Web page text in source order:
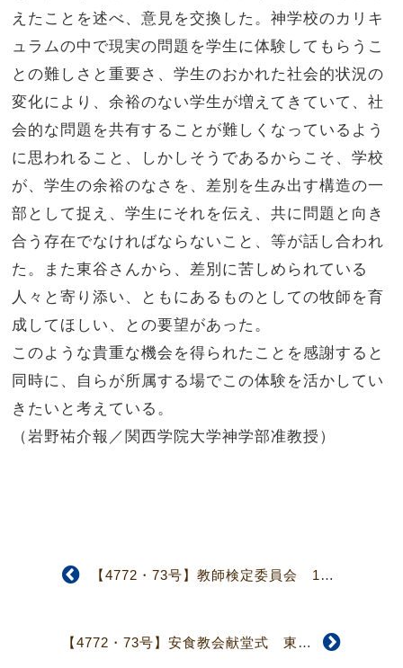
えたことを述べ、意見を交換した。神学校のカリキ
ュラムの中で現実の問題を学生に体験してもらうこ
との難しさと重要さ、学生のおかれた社会的状況の
変化により、余裕のない学生が増えてきていて、社
会的な問題を共有することが難しくなっているよう
に思われること、しかしそうであるからこそ、学校
が、学生の余裕のなさを、差別を生み出す構造の一
部として捉え、学生にそれを伝え、共に問題と向き
合う存在でなければならないこと、等が話し合われ
た。また東谷さんから、差別に苦しめられている
人々と寄り添い、ともにあるものとしての牧師を育
成してほしい、との要望があった。
このような貴重な機会を得られたことを感謝すると
同時に、自らが所属する場でこの体験を活かしてい
きたいと考えている。
（岩野祐介報／関西学院大学神学部准教授）
【4772・73号】教師検定委員会 13年秋季検定試験準備に着手
【4772・73号】安食教会献堂式 東京教区被災教会献堂成る